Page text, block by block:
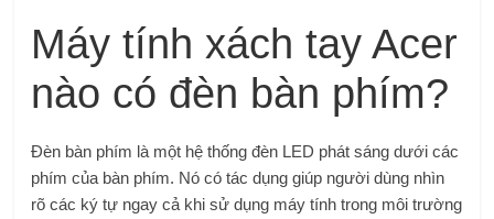
Máy tính xách tay Acer
nào có đèn bàn phím?
Đèn bàn phím là một hệ thống đèn LED phát sáng dưới các
phím của bàn phím. Nó có tác dụng giúp người dùng nhìn
rõ các ký tự ngay cả khi sử dụng máy tính trong môi trường